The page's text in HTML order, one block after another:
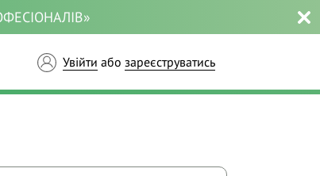
Увійти або зареєструватись